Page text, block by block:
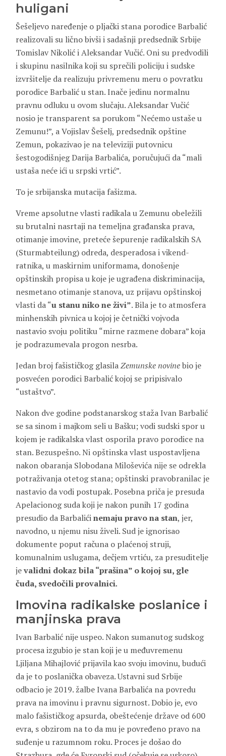
huligani
Šešeljevo naređenje o pljački stana porodice Barbalić
realizovali su lično bivši i sadašnji predsednik Srbije
Tomislav Nikolić i Aleksandar Vučić. Oni su predvodili
i skupinu nasilnika koji su sprečili policiju i sudske
izvršitelje da realizuju privremenu meru o povratku
porodice Barbalić u stan. Inače jedinu normalnu
pravnu odluku u ovom slučaju. Aleksandar Vučić
nosio je transparent sa porukom “Nećemo ustaše u
Zemunu!”, a Vojislav Šešelj, predsednik opštine
Zemun, pokazivao je na televiziji putovnicu
šestogodišnjeg Darija Barbalića, poručujući da “mali
ustaša neće ići u srpski vrtić”.
To je srbijanska mutacija fašizma.
Vreme apsolutne vlasti radikala u Zemunu obeležili
su brutalni nasrtaji na temeljna građanska prava,
otimanje imovine, preteće šepurenje radikalskih SA
(Sturmabteilung) odreda, desperadosa i vikend-
ratnika, u maskirnim uniformama, donošenje
opštinskih propisa u koje je ugrađena diskriminacija,
nesmetano otimanje stanova, uz prijavu opštinskoj
vlasti da “u stanu niko ne živi”. Bila je to atmosfera
minhenskih pivnica u kojoj je četnički vojvoda
nastavio svoju politiku “mirne razmene dobara” koja
je podrazumevala progon nesrba.
Jedan broj fašističkog glasilaZemunske novinebio je
posvećen porodici Barbalić kojoj se pripisivalo
“ustaštvo”.
Nakon dve godine podstanarskog staža Ivan Barbalić
se sa sinom i majkom seli u Bašku; vodi sudski spor u
kojem je radikalska vlast osporila pravo porodice na
stan. Bezuspešno. Ni opštinska vlast uspostavljena
nakon obaranja Slobodana Miloševića nije se odrekla
potraživanja otetog stana; opštinski pravobranilac je
nastavio da vodi postupak. Posebna priča je presuda
Apelacionog suda koji je nakon punih 17 godina
presudio da Barbalićinemaju pravo na stan, jer,
navodno, u njemu nisu živeli. Sud je ignorisao
dokumente poput računa o plaćenoj struji,
komunalnim uslugama, dečjem vrtiću, za presuditelje
jevalidni dokaz bila “prašina” o kojoj su, gle
čuda, svedočili provalnici.
Imovina radikalske poslanice i
manjinska prava
Ivan Barbalić nije uspeo. Nakon sumanutog sudskog
procesa izgubio je stan koji je u međuvremenu
Ljiljana Mihajlović prijavila kao svoju imovinu, budući
da je to poslanička obaveza. Ustavni sud Srbije
odbacio je 2019. žalbe Ivana Barbalića na povredu
prava na imovinu i pravnu sigurnost. Dobio je, evo
malo fašističkog apsurda, obeštećenje države od 600
evra, s obzirom na to da mu je povređeno pravo na
suđenje u razumnom roku. Proces je došao do